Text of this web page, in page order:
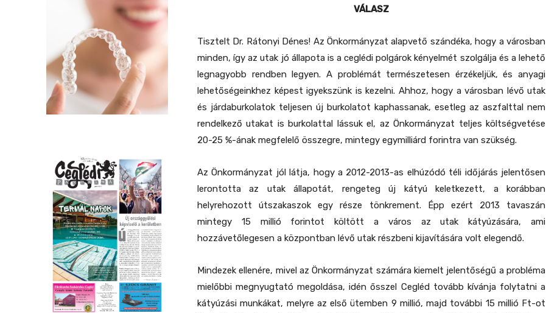
VÁLASZ
Tisztelt Dr. Rátonyi Dénes! Az Önkormányzat alapvető szándéka, hogy a városban
minden, így az utak jó állapota is a ceglédi polgárok kényelmét szolgálja és a lehető
legnagyobb rendben legyen. A problémát természetesen érzékeljük, és anyagi
lehetőségeinkhez képest igyekszünk is kezelni. Ahhoz, hogy a városban lévő utak
és járdaburkolatok teljesen új burkolatot kaphassanak, esetleg az aszfalttal nem
rendelkező utakat is burkolattal lássuk el, az Önkormányzat teljes költségvetése
20-25 %-ának megfelelő összegre, mintegy egymilliárd forintra van szükség.
Az Önkormányzat jól látja, hogy a 2012-2013-as elhúzódó téli időjárás jelentősen
lerontotta az utak állapotát, rengeteg új kátyú keletkezett, a korábban
helyrehozott útszakaszok egy része tönkrement. Épp ezért 2013 tavaszán
mintegy 15 millió forintot költött a város az utak kátyúzására, ami
hozzávetőlegesen a központban lévő utak részbeni kijavítására volt elegendő.
Mindezek ellenére, mivel az Önkormányzat számára kiemelt jelentőségű a probléma
mielőbbi megnyugtató megoldása, idén ősszel Cegléd tovább kívánja folytatni a
kátyúzási munkákat, melyre az első ütemben 9 millió, majd további 15 millió Ft-ot